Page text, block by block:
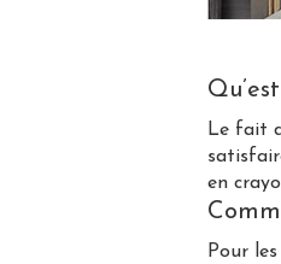
Le fait
en
Pour